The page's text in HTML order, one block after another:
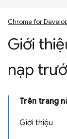
Chrome for
Giới
nạp
Trên trang
Giới thiệu